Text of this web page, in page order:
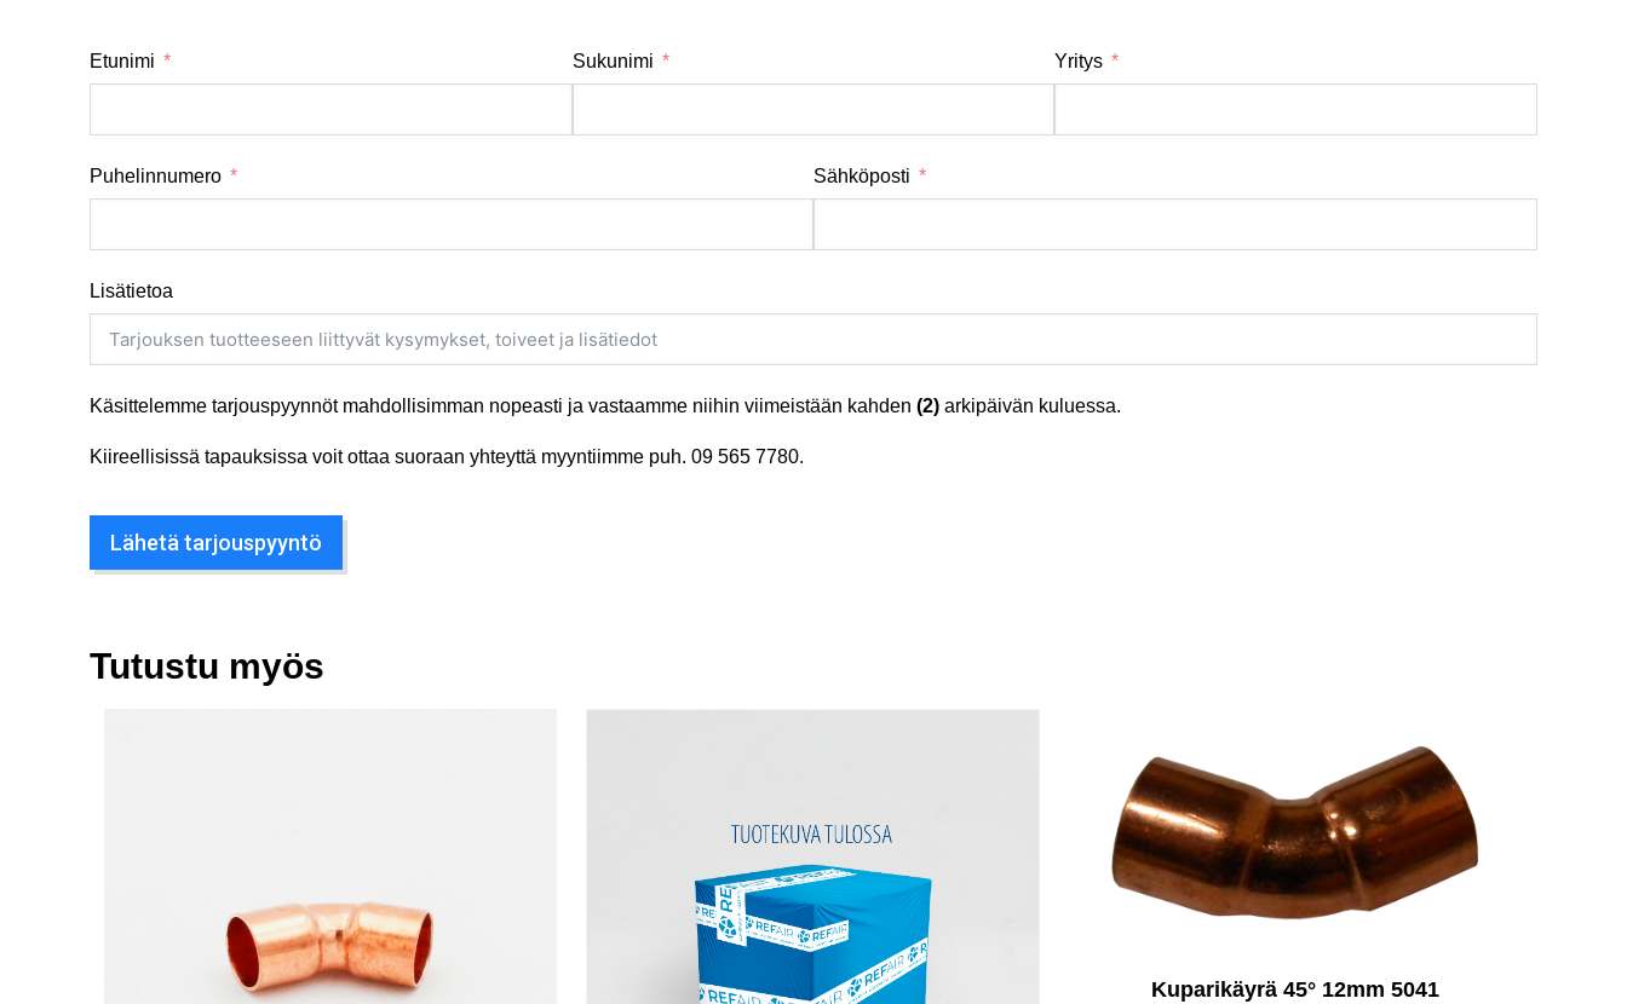
Etunimi Sukunimi Yritys
Puhelinnumero Sähköposti
Lisätietoa
Käsittelemme tarjouspyynnöt mahdollisimman nopeasti ja vastaamme niihin viimeistään kahden (2) arkipäivän kuluessa.
Kiireellisissä tapauksissa voit ottaa suoraan yhteyttä myyntiimme puh. 09 565 7780.
Lähetä tarjouspyyntö
Tutustu myös
Kuparikäyrä 45° 12mm 5041